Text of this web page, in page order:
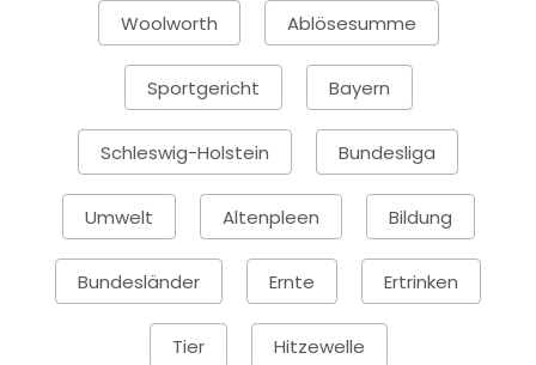
Woolworth Ablösesumme
Sportgericht Bayern
Schleswig-Holstein Bundesliga
Umwelt Altenpleen Bildung
Bundesländer Ernte Ertrinken
Tier Hitzewelle